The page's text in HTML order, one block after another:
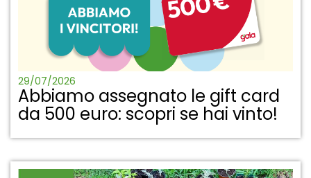
29/07/2026
Abbiamo assegnato le gift card
da 500 euro: scopri se hai vinto!